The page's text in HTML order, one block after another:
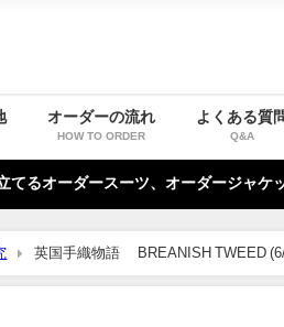
オーダーの流れ
HOW TO ORDER
よくある質
Q&A
るオーダースーツ、オーダージャケ
英国手織物語 BREANISH TWEED